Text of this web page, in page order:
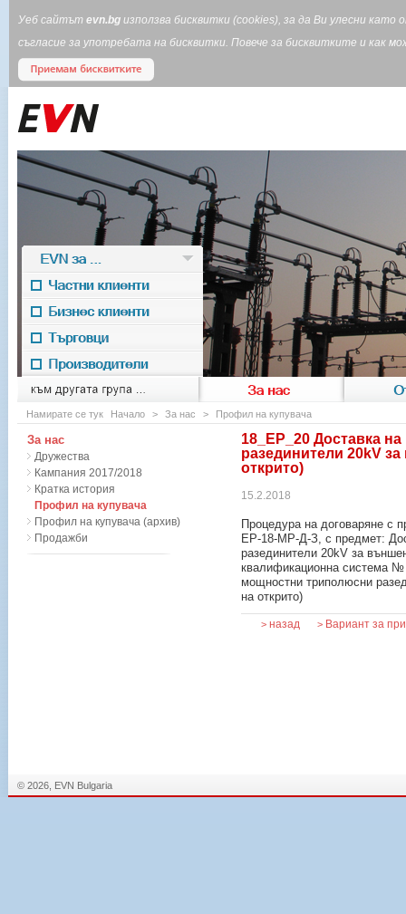
Уеб сайтът evn.bg използва бисквитки (cookies), за да Ви улесни
съгласие за употребата на бисквитки. Повече за бисквитките и
към другата група ... За нас
EVN for
EVN за ...
Частни клиенти
Бизнес клиенти
Търговци
Производители
Намирате се тук Начало > За нас > Профил на купувача
18_ЕР_20 Доставка
разединители 20kV
открито)
15.2.2018
Процедура на договаряне с
ЕР-18-МР-Д-З, с предмет:
разединители 20kV за
квалификационна система
мощностни триполюсни
на открито)
> назад > Вариант за
За нас
Дружества
Кампания 2017/2018
Кратка история
Профил на купувача
Профил на купувача (архив)
Продажби
© 2026, EVN Bulgaria